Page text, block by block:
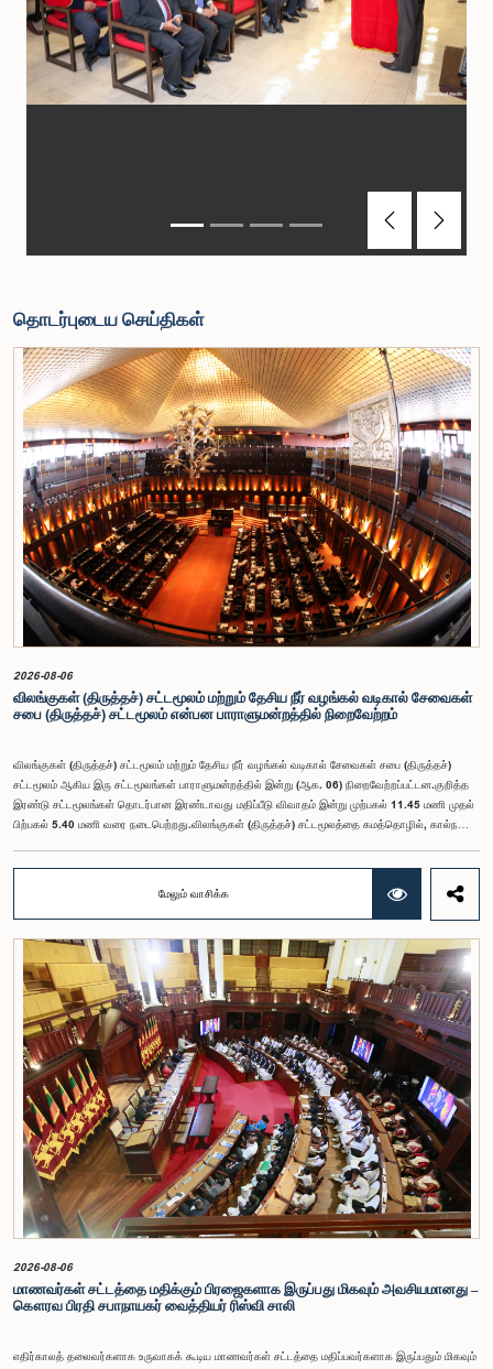
PreviousNext
தொடர்புடைய செய்திகள்
2026-08-06
விலங்குகள் (திருத்தச்) சட்டமூலம் மற்றும் தேசிய நீர் வழங்கல் வடிகால் சேவைகள்
சபை (திருத்தச்) சட்டமூலம் என்பன பாராளுமன்றத்தில் நிறைவேற்றம்
விலங்குகள் (திருத்தச்) சட்டமூலம் மற்றும் தேசிய நீர் வழங்கல் வடிகால் சேவைகள் சபை (திருத்தச்)
சட்டமூலம் ஆகிய இரு சட்டமூலங்கள் பாராளுமன்றத்தில் இன்று (ஆக. 06) நிறைவேற்றப்பட்டன.குறித்த
இரண்டு சட்டமூலங்கள் தொடர்பான இரண்டாவது மதிப்பீடு விவாதம் இன்று முற்பகல் 11.45 மணி முதல்
பிற்பகல் 5.40 மணி வரை நடைபெற்றது.விலங்குகள் (திருத்தச்) சட்டமூலத்தை கமத்தொழில், கால்நடை
வகையான விலங்குகளுக்கும் விரிவுபடுத்துவதற்கு முன்மொழியப்பட்டுள்ளது. இதற்கமைய
எதிர்காலத்தில் பன்றிகள், செம்மறியாடுகள் மற்றும் வெள்ளாடுகளைப் போக்குவரத்து செய்யும்போது உரிய
அனுமதிப்பத்திரத்தைப் பெற்றிருப்பது கட்டாயமாக்கப்படுவதுடன், விலங்குகளிடமிருந்து மனிதர்களுக்கு
பரவக்கூடிய நோய்கள் பரவுவதைத் தடுப்பது இதன் பிரதான நோக்கமாகும்.தேசிய நீர் வழங்கல் வடிகால்
சேவைகள் சபை (திருத்தச்) சட்டமூலம் வீடமைப்பு, நிர்மாணிப்பு மற்றும் நீர் வழங்கல் அமைச்சரினால்
2026.07.21 அன்று இலங்கை பாராளுமன்றத்தில் முதலாம் மதிப்பீட்டிற்காக
சமர்ப்பிக்கப்பட்டது.இச்சட்டமூலத்தின் மூலம், தேசிய நீர் வழங்கல் வடிகால் சேவைகள் சபையின் நிறுவன
ரீதியான செயல்திறனை மேம்படுத்துதல், நீர் வழங்கல் சேவைகளின் முகாமைத்துவத்தை மேலும்
ஒழுங்குபடுத்துதல் மற்றும் சபையின் பொறுப்புகளை விரிவுபடுத்துதல் ஆகியவை நோக்கமாகக்
கொண்டுள்ளதாக தெரிவிக்கப்பட்டுள்ளது.
மேலும் வாசிக்க
2026-08-06
மாணவர்கள் சட்டத்தை மதிக்கும் பிரஜைகளாக இருப்பது மிகவும் அவசியமானது –
கௌரவ பிரதி சபாநாயகர் வைத்தியர் ரிஸ்வி சாலி
எதிர்காலத் தலைவர்களாக உருவாகக் கூடிய மாணவர்கள் சட்டத்தை மதிப்பவர்களாக இருப்பதும் மிகவும்